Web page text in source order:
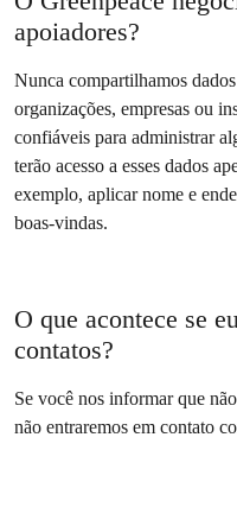
apoiadores?
Nunca compartilhamos
organizações, empresas ou
confiáveis para administrar
terão acesso a esses dados
exemplo, aplicar nome e
boas-vindas.
O que acontece se
contatos?
Se você nos informar que
não entraremos em contato